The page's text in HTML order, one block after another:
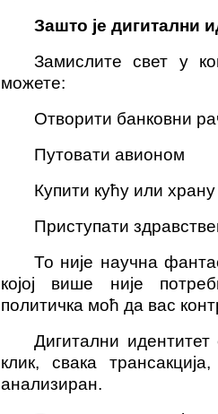
Зашто је дигитални
Замислите свет у
можете:
Отворити банковни
Путовати авионом
Купити кућу или храну
Приступати
То није научна
којој више није
политичка моћ да вас
Дигитални
клик, свака
анализиран.